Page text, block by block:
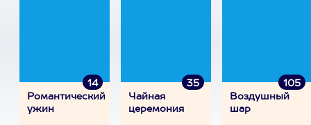
14
Романтический
ужин
35
Чайная
церемония
105
Воздушный
шар